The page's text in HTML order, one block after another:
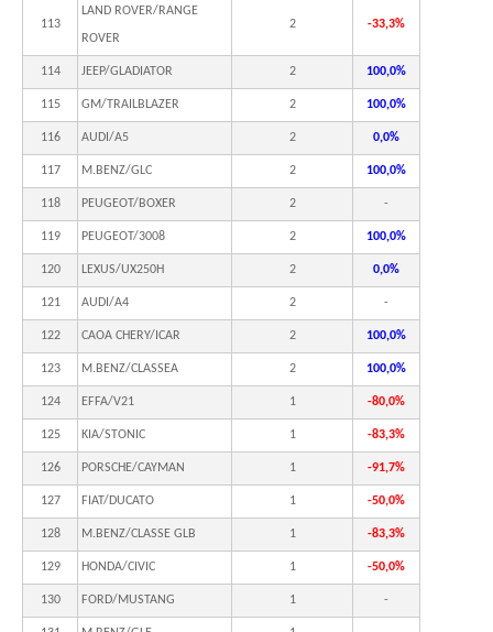
113
LAND ROVER/RANGE
ROVER
2 -33,3%
114 JEEP/GLADIATOR 2 100,0%
115 GM/TRAILBLAZER 2 100,0%
116 AUDI/A5 2 0,0%
117 M.BENZ/GLC 2 100,0%
118 PEUGEOT/BOXER 2 -
119 PEUGEOT/3008 2 100,0%
120 LEXUS/UX250H 2 0,0%
121 AUDI/A4 2 -
122 CAOA CHERY/ICAR 2 100,0%
123 M.BENZ/CLASSEA 2 100,0%
124 EFFA/V21 1 -80,0%
125 KIA/STONIC 1 -83,3%
126 PORSCHE/CAYMAN 1 -91,7%
127 FIAT/DUCATO 1 -50,0%
128 M.BENZ/CLASSE GLB 1 -83,3%
129 HONDA/CIVIC 1 -50,0%
130 FORD/MUSTANG 1 -